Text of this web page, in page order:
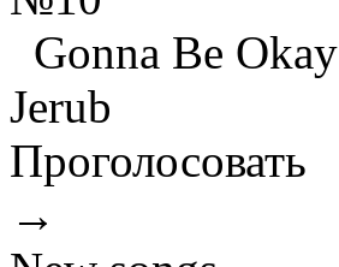
Gonna Be Okay
Jerub
Проголосовать
→